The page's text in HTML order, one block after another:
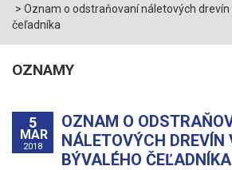
Oznam o odstraňovaní náletových
čeľadníka
OZNAMY
5
MAR
2018
OZNAM O
NÁLETOVÝCH DREVÍN
BÝVALÉHO ČEĽADNÍKA